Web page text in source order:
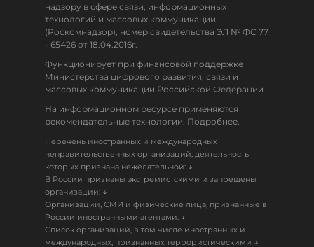
надзору в сфере связи, информационных
технологий и массовых коммуникаций
(Роскомнадзор), номер свидетельства ЭЛ № ФС 77
- 65426 от 18.04.2016г.
Функционирует при финансовой поддержке
Министерства цифрового развития, связи и
массовых коммуникаций Российской Федерации.
На информационном ресурсе применяются
рекомендательные технологии. Подробнее.
Перечень иностранных и международных
неправительственных организаций, деятельность
которых признана нежелательной: ↓
В России признаны экстремистскими и запрещены
организации: ↓
Организации, СМИ и физические лица, признанные в
России иностранными агентами: ↓
Список организаций, в том числе иностранных и
международных, признанных террористическими ↓